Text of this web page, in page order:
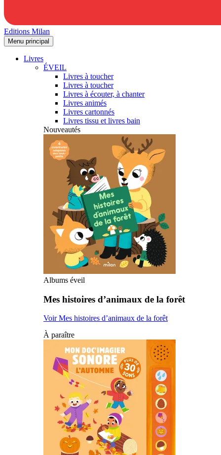
Editions Milan
Menu principal
Livres
ÉVEIL
Livres à toucher
Livres à toucher
Livres à écouter, à chanter
Livres animés
Livres cartonnés
Livres tissu et livres bain
Nouveautés
Albums éveil
Mes histoires d’animaux de la forêt
Voir Mes histoires d’animaux de la forêt
À paraître